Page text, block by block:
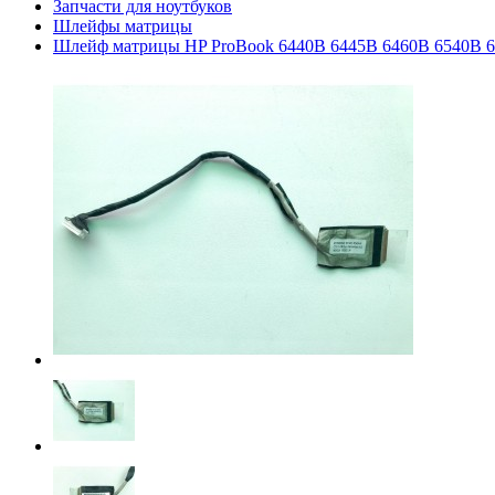
Запчасти для ноутбуков
Шлейфы матрицы
Шлейф матрицы HP ProBook 6440B 6445B 6460B 6540B